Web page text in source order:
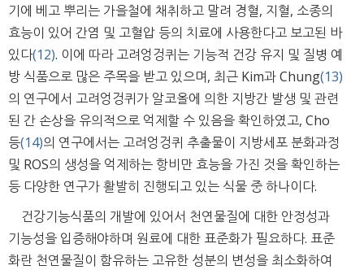
기에 베고 뿌리는 가을철에 채취하고 말려 경혈, 지혈, 소종의
효능이 있어 간염 및 고혈압 등의 치료에 사용한다고 보고된 바
있다(12). 이에 따라 고려엉겅퀴는 기능적 건강 유지 및 질병 예
방 식품으로 많은 주목을 받고 있으며, 최근 Kim과 Chung(13)
의 연구에서 고려엉겅퀴가 알코올에 의한 지방간 발생 및 관련
된 간 손상을 유의적으로 억제할 수 있음을 확인하였고, Cho
등(14)의 연구에서는 고려엉겅퀴 추출물이 지방세포 분화과정
및 ROS의 생성을 억제하는 항비만 효능을 가진 것을 확인하는
등 다양한 연구가 활발히 진행되고 있는 식물 중 하나이다.
건강기능식품의 개발에 있어서 천연물질에 대한 안정성과
기능성을 입증해야하며 원료에 대한 표준화가 필요하다. 표준
화란 천연물질이 함유하는 고유한 성분의 변성을 최소화하여